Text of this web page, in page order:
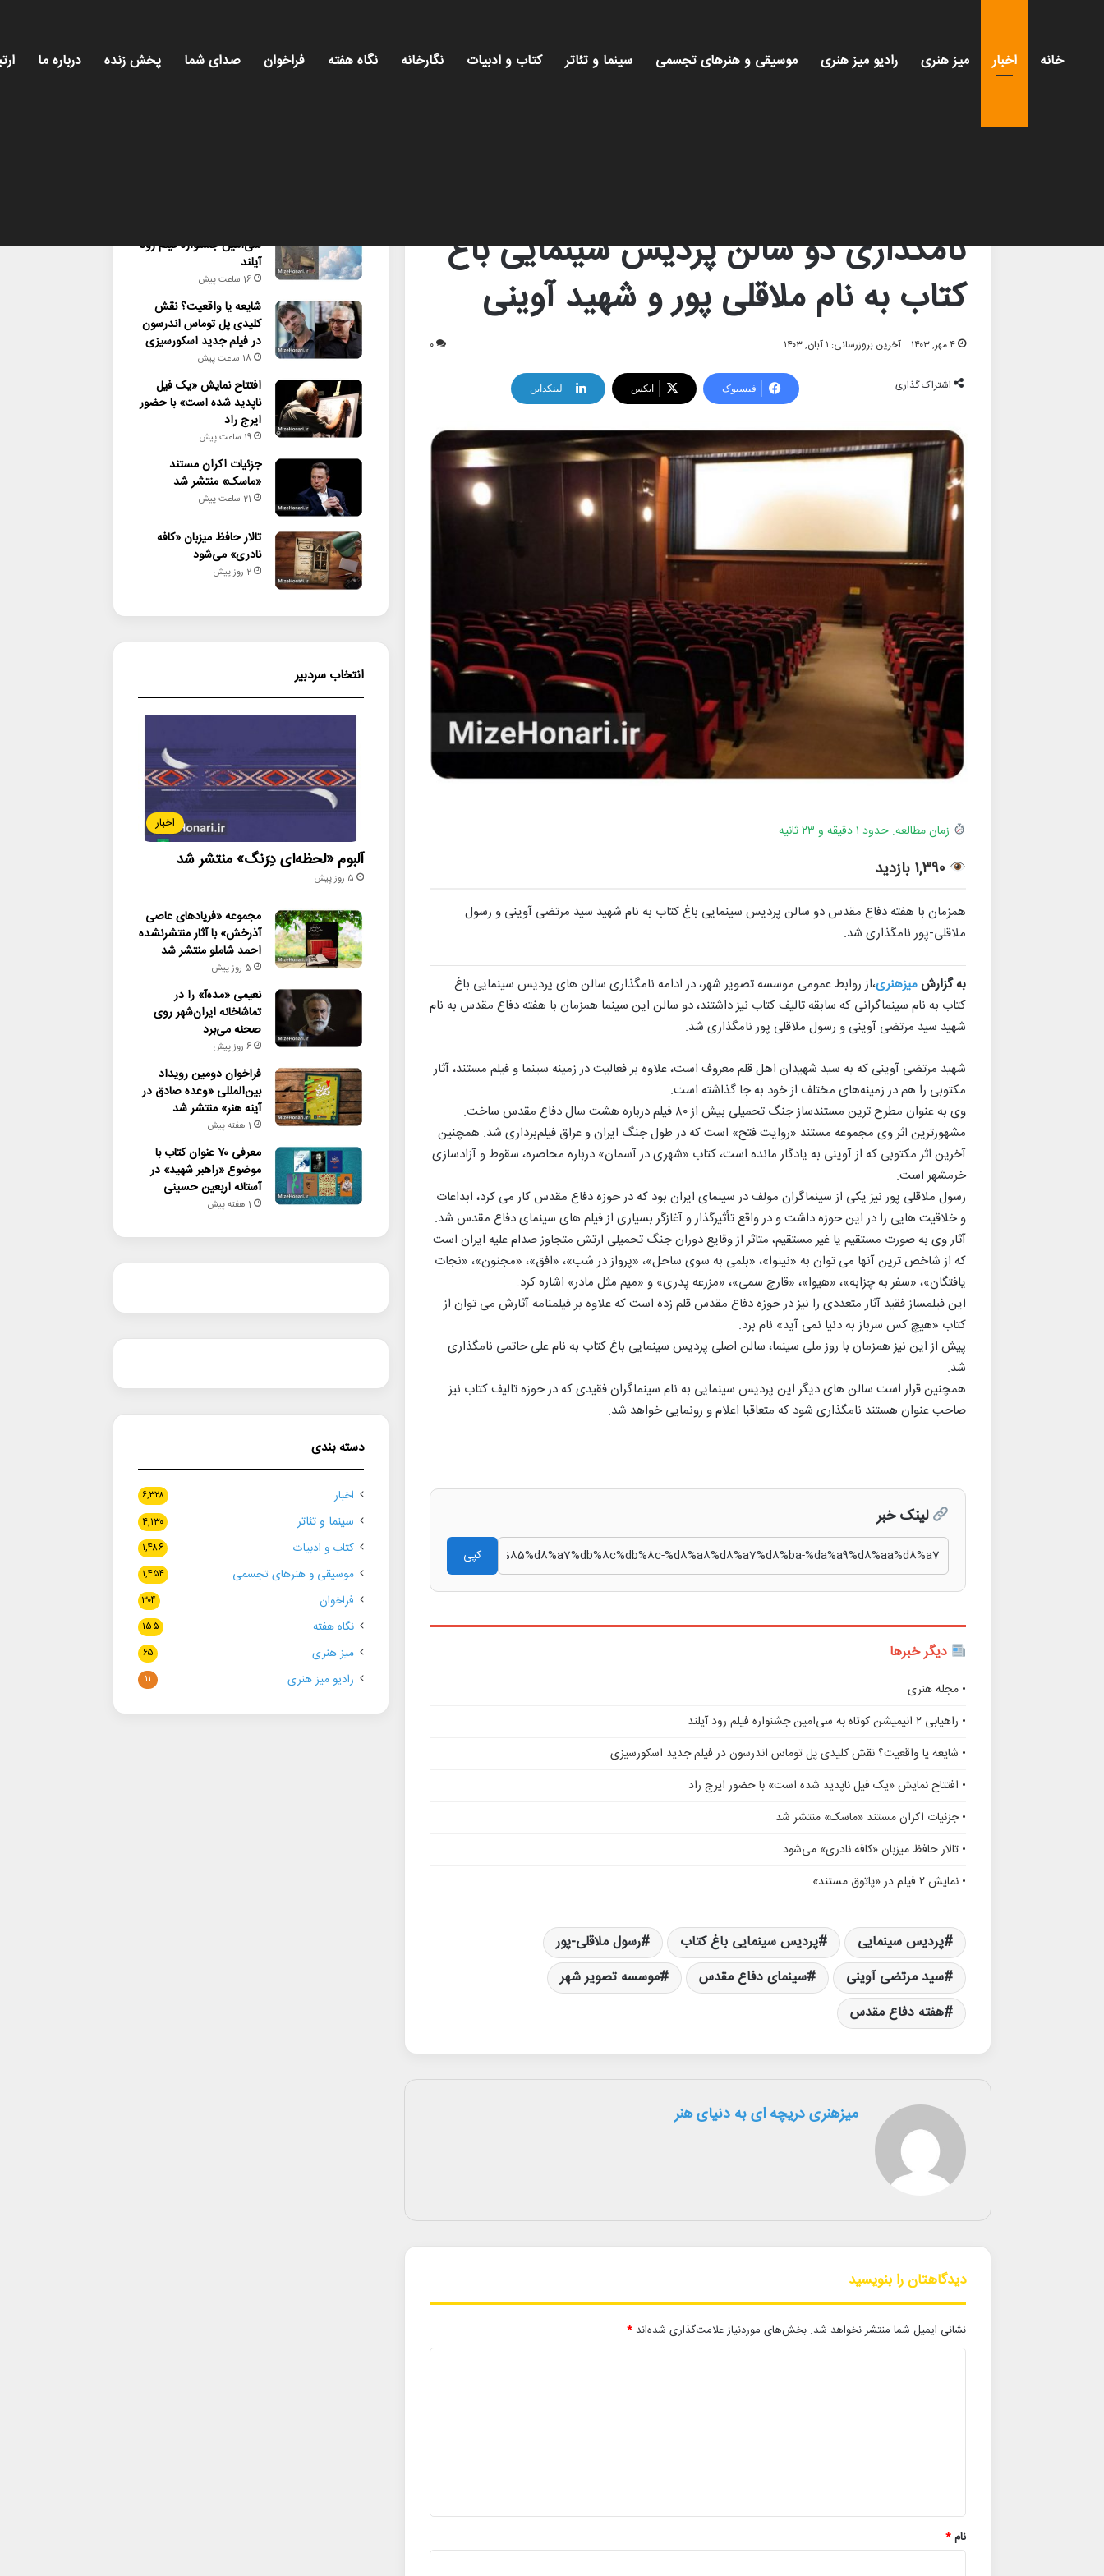
خانه اخبار میز هنری رادیو میز هنری موسیقی و هنرهای تجسمی سینما و تئاتر کتاب و ادبیات نگارخانه نگاه هفته فراخوان صدای شما پخش زنده درباره ما
نامگذاری دو سالن پردیس سینمایی باغ
کتاب به نام ملاقلی پور و شهید آوینی
۴ مهر, ۱۴۰۳ آخرین بروزرسانی: ۱ آبان, ۱۴۰۳ ۰
اشتراک گذاری فیسبوک ایکس لینکداین
زمان مطالعه: حدود ۱ دقیقه و ۲۳ ثانیه
۱,۳۹۰ بازدید
همزمان با هفته دفاع مقدس دو سالن پردیس سینمایی باغ کتاب به نام شهید سید مرتضی آوینی و رسول
ملاقلی-پور نامگذاری شد.
به گزارش میزهنری،از روابط عمومی موسسه تصویر شهر، در ادامه نامگذاری سالن های پردیس سینمایی باغ
کتاب به نام سینماگرانی که سابقه تالیف کتاب نیز داشتند، دو سالن این سینما همزمان با هفته دفاع مقدس به نام
شهید سید مرتضی آوینی و رسول ملاقلی پور نامگذاری شد.
شهید مرتضی آوینی که به سید شهیدان اهل قلم معروف است، علاوه بر فعالیت در زمینه سینما و فیلم مستند، آثار
مکتوبی را هم در زمینه‌های مختلف از خود به جا گذاشته است.
وی به عنوان مطرح ترین مستندساز جنگ تحمیلی بیش از ۸۰ فیلم درباره هشت سال دفاع مقدس ساخت.
مشهورترین اثر وی مجموعه مستند «روایت فتح» است که در طول جنگ ایران و عراق فیلم‌برداری شد. همچنین
آخرین اثر مکتوبی که از آوینی به یادگار مانده است، کتاب «شهری در آسمان» درباره محاصره، سقوط و آزادسازی
خرمشهر است.
رسول ملاقلی پور نیز یکی از سینماگران مولف در سینمای ایران بود که در حوزه دفاع مقدس کار می کرد، ابداعات
و خلاقیت هایی را در این حوزه داشت و در واقع تأثیرگذار و آغازگر بسیاری از فیلم های سینمای دفاع مقدس شد.
آثار وی به صورت مستقیم یا غیر مستقیم، متاثر از وقایع دوران جنگ تحمیلی ارتش متجاوز صدام علیه ایران است
که از شاخص ترین آنها می توان به «نینوا»، «بلمی به سوی ساحل»، «پرواز در شب»، «افق»، «مجنون»، «نجات
یافتگان»، «سفر به چزابه»، «هیوا»، «قارچ سمی»، «مزرعه پدری» و «میم مثل مادر» اشاره کرد.
این فیلمساز فقید آثار متعددی را نیز در حوزه دفاع مقدس قلم زده است که علاوه بر فیلمنامه آثارش می توان از
کتاب «هیچ کس سرباز به دنیا نمی آید» نام برد.
پیش از این نیز همزمان با روز ملی سینما، سالن اصلی پردیس سینمایی باغ کتاب به نام علی حاتمی نامگذاری
شد.
همچنین قرار است سالن های دیگر این پردیس سینمایی به نام سینماگران فقیدی که در حوزه تالیف کتاب نیز
صاحب عنوان هستند نامگذاری شود که متعاقبا اعلام و رونمایی خواهد شد.
لینک خبر
کپی
دیگر خبرها
• مجله هنری
• راهیابی ۲ انیمیشن کوتاه به سی‌امین جشنواره فیلم رود آیلند
• شایعه یا واقعیت؟ نقش کلیدی پل توماس اندرسون در فیلم جدید اسکورسیزی
• افتتاح نمایش «یک فیل ناپدید شده است» با حضور ایرج راد
• جزئیات اکران مستند «ماسک» منتشر شد
• تالار حافظ میزبان «کافه نادری» می‌شود
• نمایش ۲ فیلم در «پاتوق مستند»
پردیس سینمایی پردیس سینمایی باغ کتاب
رسول ملاقلی-پور
سید مرتضی آوینی
سینمای دفاع مقدس
موسسه تصویر شهر
هفته دفاع مقدس
میزهنری دریچه ای به دنیای هنر
دیدگاهتان را بنویسید
نشانی ایمیل شما منتشر نخواهد شد. بخش‌های موردنیاز علامت‌گذاری شده‌اند *
نام*
سی‌امین جشنواره فیلم رود
آیلند
16 ساعت پیش
شایعه یا واقعیت؟ نقش
کلیدی پل توماس اندرسون
در فیلم جدید اسکورسیزی
18 ساعت پیش
افتتاح نمایش «یک فیل
ناپدید شده است» با حضور
ایرج راد
19 ساعت پیش
جزئیات اکران مستند
«ماسک» منتشر شد
21 ساعت پیش
تالار حافظ میزبان «کافه
نادری» می‌شود
2 روز پیش
انتخاب سردبیر
اخبار
آلبوم «لحظه‌ای دِرَنگ» منتشر شد
5 روز پیش
مجموعه «فریادهای عاصی
آذرخش» با آثار منتشرنشده
احمد شاملو منتشر شد
5 روز پیش
نعیمی «مده‌آ» را در
تماشاخانه ایران‌شهر روی
صحنه می‌برد
6 روز پیش
فراخوان دومین رویداد
بین‌المللی «وعده صادق در
آینه هنر» منتشر شد
1 هفته پیش
معرفی ۷۰ عنوان کتاب با
موضوع «راهبر شهید» در
آستانه اربعین حسینی
1 هفته پیش
دسته بندی
اخبار ۶,۳۲۸
سینما و تئاتر ۴,۱۳۰
کتاب و ادبیات ۱,۴۸۶
موسیقی و هنرهای تجسمی ۱,۴۵۴
فراخوان ۳۰۴
نگاه هفته ۱۵۵
میز هنری ۶۵
رادیو میز هنری ۱۱